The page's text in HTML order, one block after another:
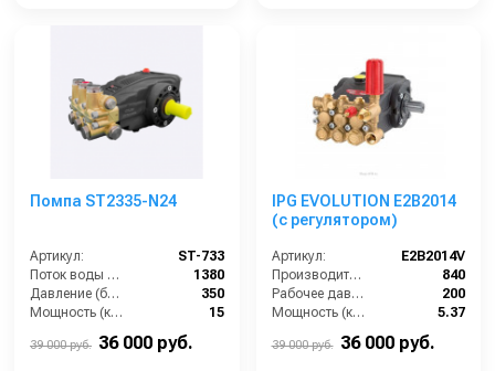
Помпа ST2335-N24
Артикул:
ST-733
Поток воды (л/час):
1380
Давление (бар):
350
Мощность (кВт):
15
39 000 руб. 36 000 руб.
IPG EVOLUTION E2B2014
(с регулятором)
Артикул:
E2B2014V
Производительность (л/ч):
840
Рабочее давление (бар):
200
Мощность (кВт):
5.37
39 000 руб. 36 000 руб.